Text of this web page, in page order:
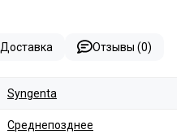
Доставка Отзывы (0)
Syngenta
Среднепозднее